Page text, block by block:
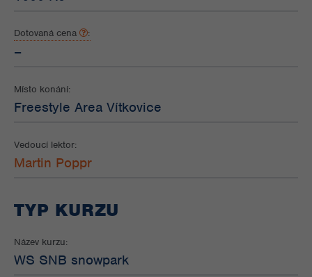
Dotovaná cena :
–
Místo konání:
Freestyle Area Vítkovice
Vedoucí lektor:
Martin Poppr
TYP KURZU
Název kurzu:
WS SNB snowpark